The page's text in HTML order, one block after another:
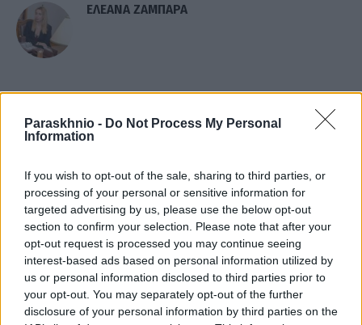
Paraskhnio - Do Not Process My Personal
Information
If you wish to opt-out of the sale, sharing to third parties, or
processing of your personal or sensitive information for
targeted advertising by us, please use the below opt-out
section to confirm your selection. Please note that after your
opt-out request is processed you may continue seeing
interest-based ads based on personal information utilized by
us or personal information disclosed to third parties prior to
your opt-out. You may separately opt-out of the further
disclosure of your personal information by third parties on the
ΕΛΕΑΝΑ ΖΑΜΠΑΡΑ